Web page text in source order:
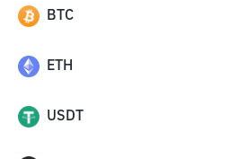
BTC
ETH
USDT